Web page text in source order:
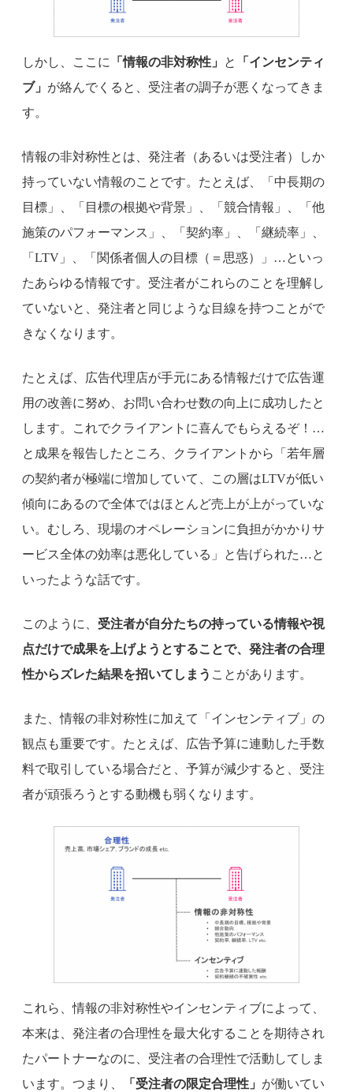
しかし、ここに 「情報の非対称性」 と
「インセンティ
ブ」 が絡んでくると、受注者の調子が悪くなってきま
す。
情報の非対称性とは、発注者（あるいは受注者）しか
持っていない情報のことです。たとえば、「中長期の
目標」、「目標の根拠や背景」、「競合情報」、「他
施策のパフォーマンス」、「契約率」、「継続率」、
「LTV」、「関係者個人の目標（＝思惑）」…といっ
たあらゆる情報です。受注者がこれらのことを理解し
ていないと、発注者と同じような目線を持つことがで
きなくなります。
たとえば、広告代理店が手元にある情報だけで広告運
用の改善に努め、お問い合わせ数の向上に成功したと
します。これでクライアントに喜んでもらえるぞ！…
と成果を報告したところ、クライアントから「若年層
の契約者が極端に増加していて、この層はLTVが低い
傾向にあるので全体ではほとんど売上が上がっていな
い。むしろ、現場のオペレーションに負担がかかりサ
ービス全体の効率は悪化している」と告げられた…と
いったような話です。
このように、 受注者が自分たちの持っている情報や視
点だけで成果を上げようとすることで、発注者の合理
性からズレた結果を招いてしまう ことがあります。
また、情報の非対称性に加えて「インセンティブ」の
観点も重要です。たとえば、広告予算に連動した手数
料で取引している場合だと、予算が減少すると、受注
者が頑張ろうとする動機も弱くなります。
これら、情報の非対称性やインセンティブによって、
本来は、発注者の合理性を最大化することを期待され
たパートナーなのに、受注者の合理性で活動してしま
います。つまり、
「受注者の限定合理性」 が働いてい